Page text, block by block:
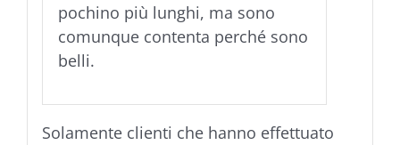
pochino più lunghi, ma sono
comunque contenta perché sono
belli.
Solamente clienti che hanno effettuato